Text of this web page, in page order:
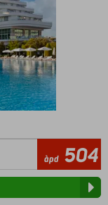
àpd 504